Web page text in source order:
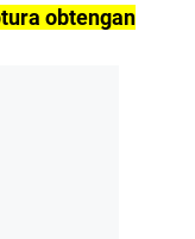
obtengan